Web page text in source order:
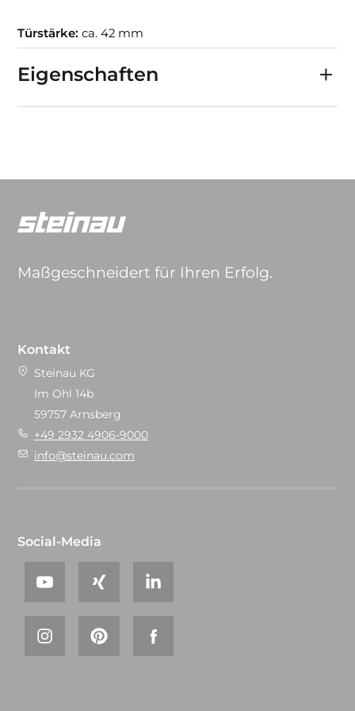
Türstärke: ca. 42 mm
Eigenschaften
Maßgeschneidert für Ihren Erfolg.
Kontakt
Steinau KG
Im Ohl 14b
59757 Arnsberg
+49 2932 4906-9000
info@steinau.com
Social-Media